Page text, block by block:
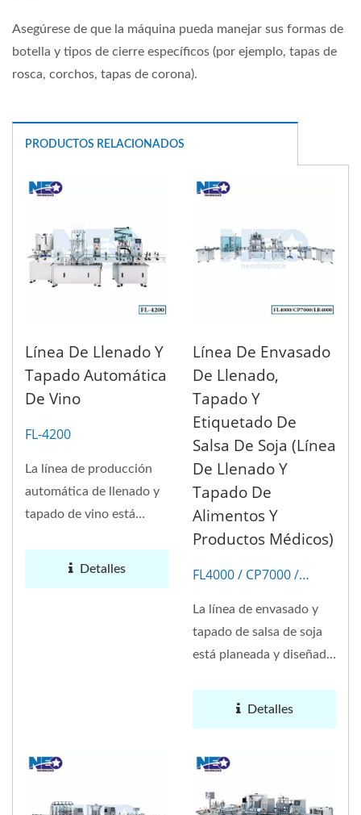
Asegúrese de que la máquina pueda manejar sus formas de
botella y tipos de cierre específicos (por ejemplo, tapas de
rosca, corchos, tapas de corona).
PRODUCTOS RELACIONADOS
Línea De Llenado Y
Tapado Automática
De Vino
FL-4200
La línea de producción
automática de llenado y
tapado de vino está
Detalles
Línea De Envasado
De Llenado,
Tapado Y
Etiquetado De
Salsa De Soja (Línea
De Llenado Y
Tapado De
Alimentos Y
Productos Médicos)
FL4000 / CP7000 /
La línea de envasado y
tapado de salsa de soja
está planeada y diseñada
Detalles